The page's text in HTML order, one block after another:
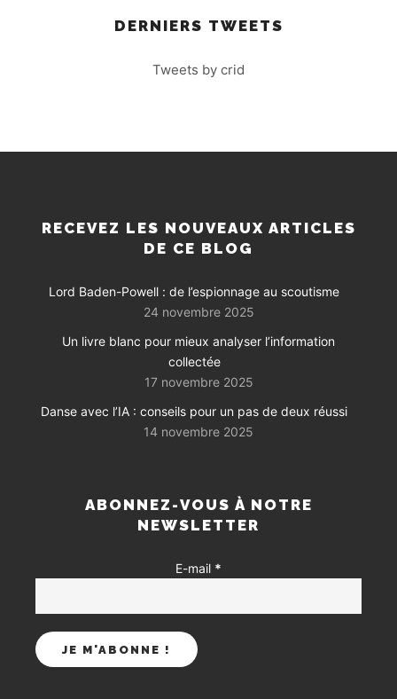
DERNIERS TWEETS
Tweets by crid
RECEVEZ LES NOUVEAUX ARTICLES
DE CE BLOG
Lord Baden-Powell : de l’espionnage au scoutisme
24 novembre 2025
Un livre blanc pour mieux analyser l’information
collectée
17 novembre 2025
Danse avec l’IA : conseils pour un pas de deux réussi
14 novembre 2025
ABONNEZ-VOUS À NOTRE
NEWSLETTER
E-mail *